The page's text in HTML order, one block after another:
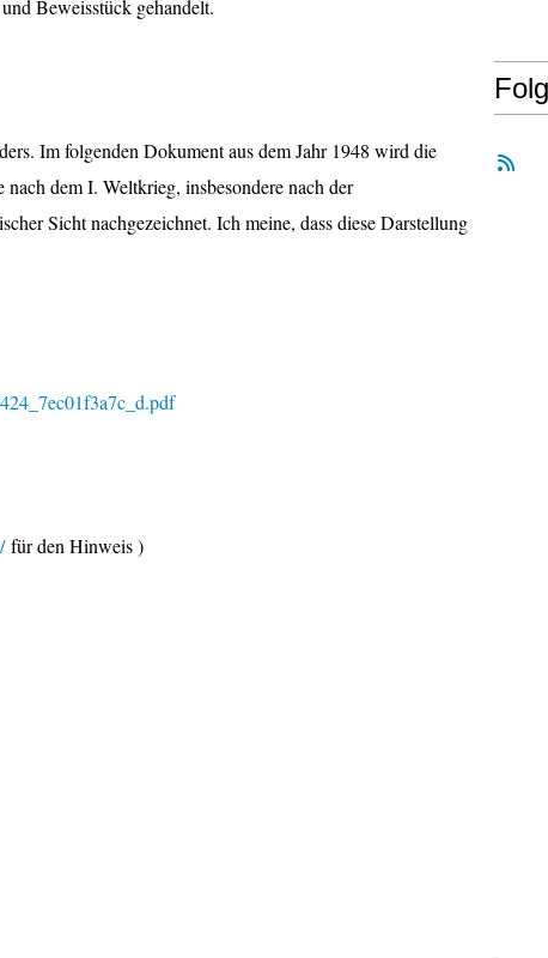
Beweisstück gehandelt.
Im folgenden Dokument aus dem Jahr 1948 wird die
dem I. Weltkrieg, insbesondere nach der
Sicht nachgezeichnet. Ich meine, dass diese Darstellung
für den Hinweis )